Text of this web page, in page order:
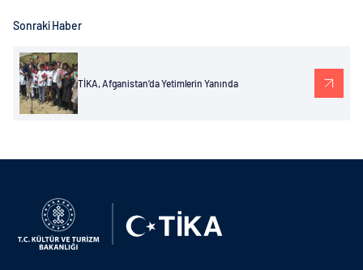
Sonraki Haber
TİKA, Afganistan’da Yetimlerin Yanında